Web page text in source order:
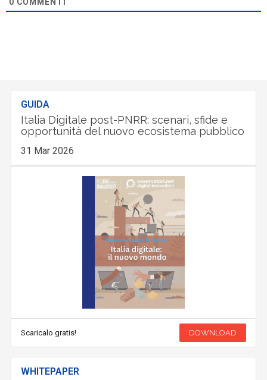
0 COMMENTI
GUIDA
Italia Digitale post-PNRR: scenari, sfide e
opportunità del nuovo ecosistema pubblico
31 Mar 2026
Scaricalo gratis! DOWNLOAD
WHITEPAPER